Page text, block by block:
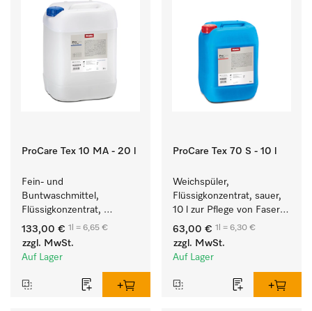
ProCare Tex 10 MA - 20 l
Fein- und
Buntwaschmittel,
Flüssigkonzentrat,
mildalkalisch, 20 l zur
Reinigung von
Buntwäsche und
133,00 € 1l = 6,65 €
zzgl. MwSt.
Auf Lager
ProCare Tex 70 S - 10 l
Weichspüler,
Flüssigkonzentrat, sauer,
10 l zur Pflege von Fasern
für eine langfristige
Geschmeidigkeit der
Textilien.
63,00 € 1l = 6,30 €
zzgl. MwSt.
Auf Lager